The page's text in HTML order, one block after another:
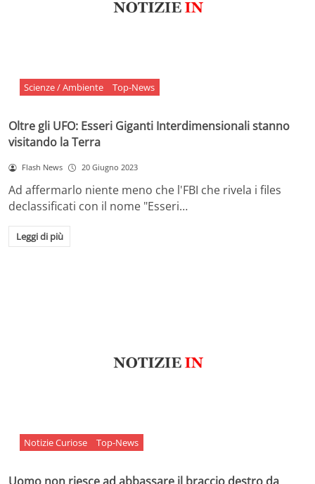
Scienze / Ambiente Top-News
Oltre gli UFO: Esseri Giganti Interdimensionali stanno
visitando la Terra
Flash News 20 Giugno 2023
Ad affermarlo niente meno che l'FBI che rivela i files
declassificati con il nome "Esseri…
Leggi di più
Notizie Curiose Top-News